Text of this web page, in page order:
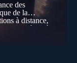
des
de la
à distance,
le temps… et